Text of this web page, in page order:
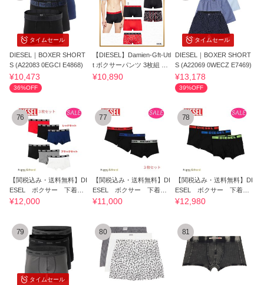
タイムセール
DIESEL｜BOXER SHORT
S (A22083 0EGCI E4868)
¥10,473
36%OFF
【DIESEL】Damien-Gft-Utl
t ボクサーパンツ 3枚組 コ
ットン ロゴ
¥10,890
タイムセール
DIESEL｜BOXER SHORT
S (A22069 0WECZ E7469)
¥13,178
39%OFF
76
【関税込み・送料無料】DI
ESEL ボクサー 下着
３枚セット
¥12,000
77
【関税込み・送料無料】DI
ESEL ボクサー 下着
３枚セット
¥11,000
78
【関税込み・送料無料】DI
ESEL ボクサー 下着
３枚セット
¥12,980
タイムセール
79 80 81